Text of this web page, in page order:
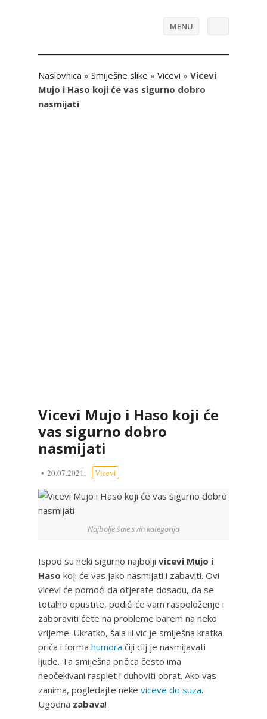
MENU
Naslovnica » Smiješne slike » Vicevi » Vicevi
Mujo i Haso koji će vas sigurno dobro
nasmijati
Vicevi Mujo i Haso koji će
vas sigurno dobro
nasmijati
20.07.2021. Vicevi
Najbolje šale svih kategorija
Ispod su neki sigurno najbolji vicevi Mujo i
Haso koji će vas jako nasmijati i zabaviti. Ovi
vicevi će pomoći da otjerate dosadu, da se
totalno opustite, podići će vam raspoloženje i
zaboraviti ćete na probleme barem na neko
vrijeme. Ukratko, šala ili vic je smiješna kratka
priča i forma humora čiji cilj je nasmijavati
ljude. Ta smiješna pričica često ima
neočekivani rasplet i duhoviti obrat. Ako vas
zanima, pogledajte neke viceve do suza.
Ugodna zabava!